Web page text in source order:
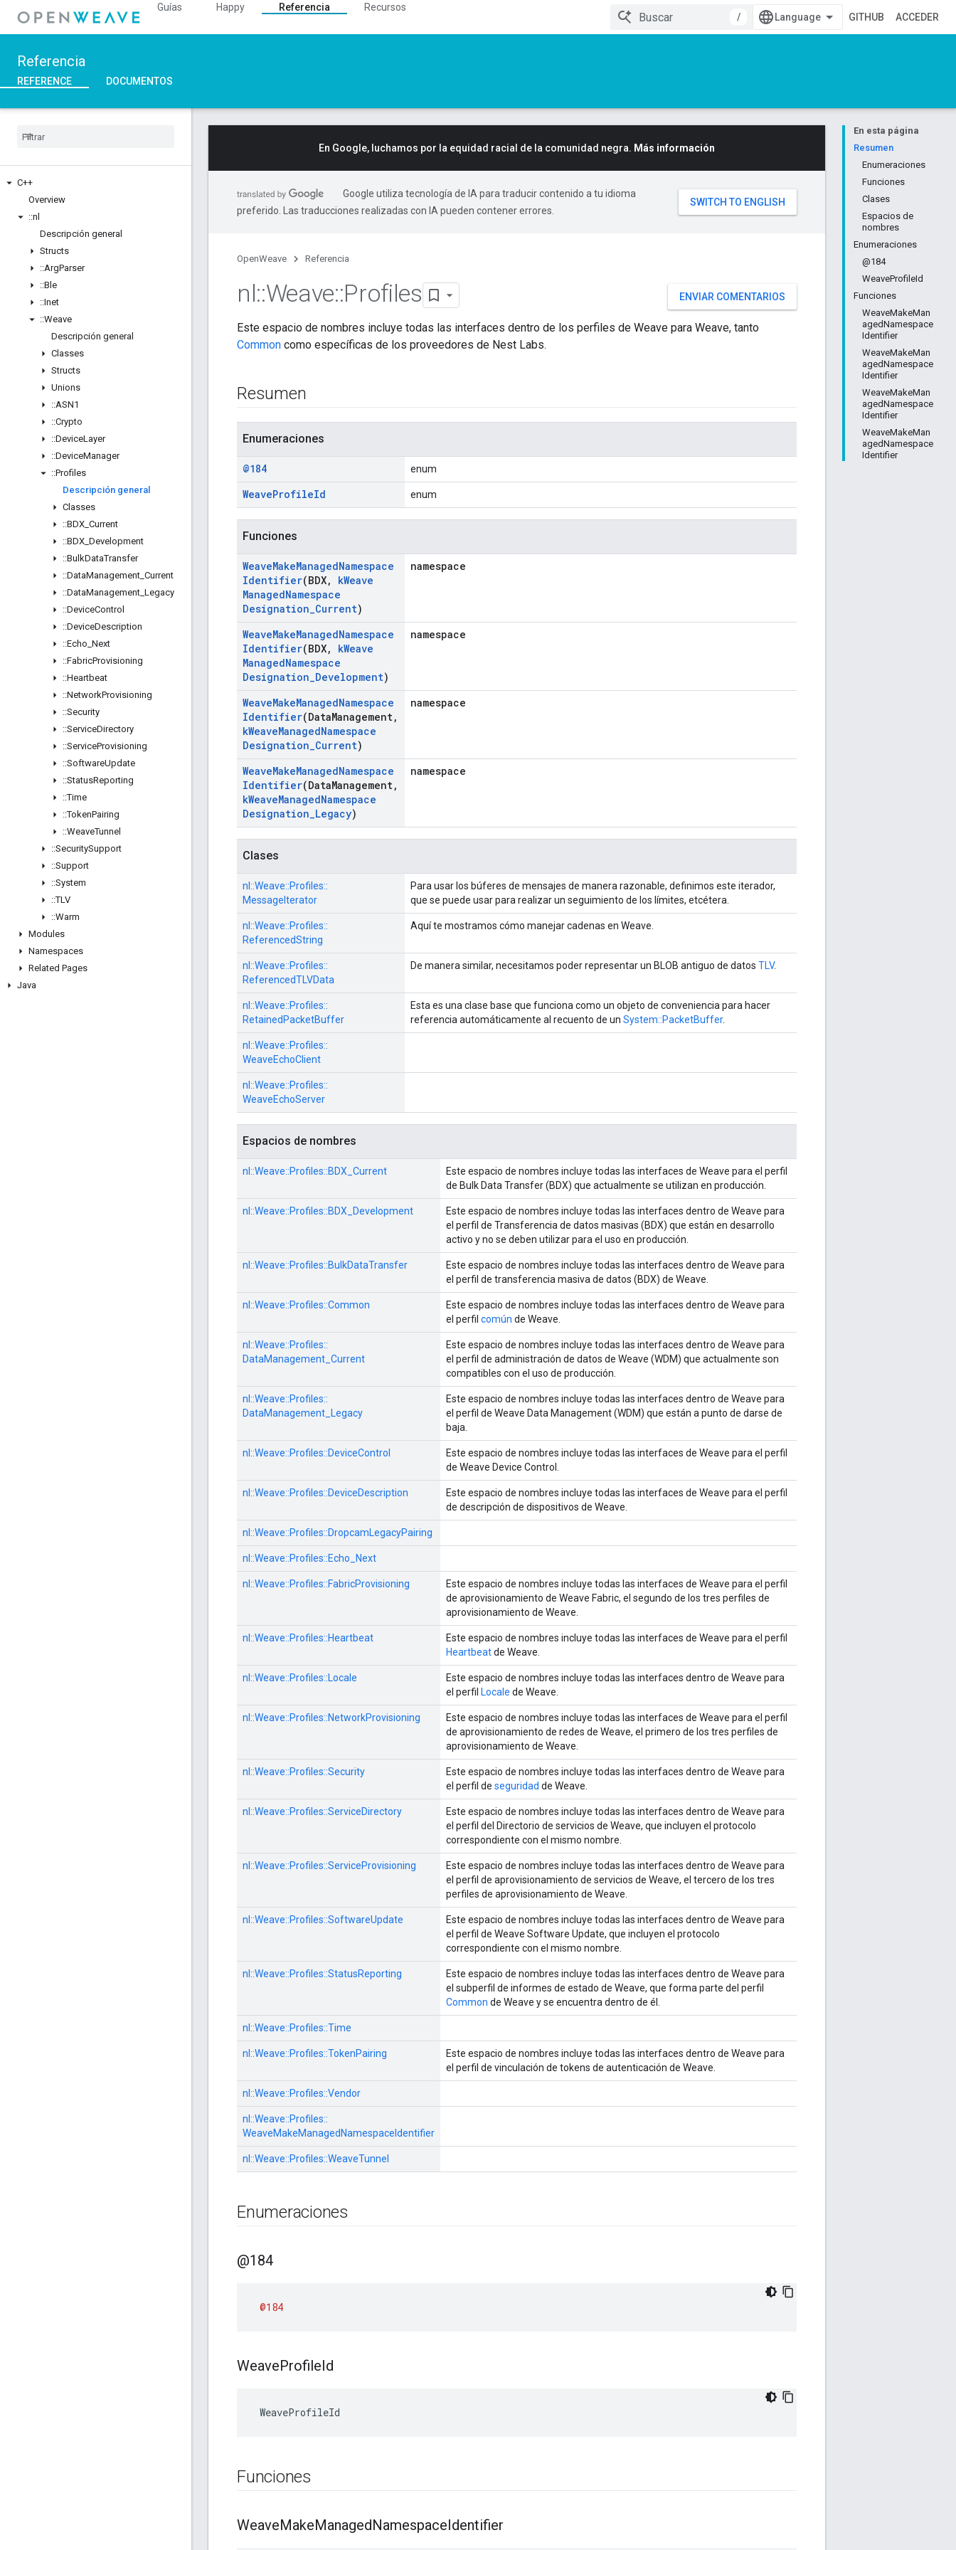
Guías Happy Referencia
Recursos
/
GITHUB ACCEDER
Referencia
REFERENCE DOCUMENTOS
C++
Overview
::nl
Descripción general
Structs
::ArgParser
::Ble
::Inet
::Weave
Descripción general
Classes
Structs
Unions
::ASN1
::Crypto
::DeviceLayer
::DeviceManager
::Profiles
Descripción general
Classes
::BDX Current
::BDX Development
::BulkDataTransfer
::DataManagement Current
::DataManagement Legacy
::DeviceControl
::DeviceDescription
::Echo Next
::FabricProvisioning
::Heartbeat
::NetworkProvisioning
::Security
::ServiceDirectory
::ServiceProvisioning
::SoftwareUpdate
::StatusReporting
::Time
::TokenPairing
::WeaveTunnel
::SecuritySupport
::Support
::System
::TLV
::Warm
Modules
Namespaces
Related Pages
Java
En esta página
Resumen
Enumeraciones
Funciones
Clases
Espacios de
nombres
Enumeraciones
@184
WeaveProfileId
Funciones
WeaveMakeMan
agedNamespace
Identifier
WeaveMakeMan
agedNamespace
Identifier
WeaveMakeMan
agedNamespace
Identifier
WeaveMakeMan
agedNamespace
Identifier
En Google, luchamos por la equidad racial de la comunidad negra. Más información
Google utiliza tecnología de IA para traducir contenido a tu idioma
preferido. Las traducciones realizadas con IA pueden contener errores.
OpenWeave Referencia
ENVIAR COMENTARIOS
nl::Weave::Profiles
Este espacio de nombres incluye todas las interfaces dentro de los perfiles de Weave para Weave, tanto
Common como específicas de los proveedores de Nest Labs.
Resumen
Enumeraciones
@184 enum
WeaveProfileId enum
Funciones
WeaveMakeManagedNamespace
Identifier(BDX, kWeave
ManagedNamespace
Designation_Current)
namespace
WeaveMakeManagedNamespace
Identifier(BDX, kWeave
ManagedNamespace
Designation_Development)
namespace
WeaveMakeManagedNamespace
Identifier(DataManagement,
kWeaveManagedNamespace
Designation_Current)
namespace
WeaveMakeManagedNamespace
Identifier(DataManagement,
kWeaveManagedNamespace
Designation_Legacy)
namespace
Clases
nl::Weave::Profiles::
MessageIterator
Para usar los búferes de mensajes de manera razonable, definimos este iterador,
que se puede usar para realizar un seguimiento de los límites, etcétera.
nl::Weave::Profiles::
ReferencedString
Aquí te mostramos cómo manejar cadenas en Weave.
nl::Weave::Profiles::
ReferencedTLVData
De manera similar, necesitamos poder representar un BLOB antiguo de datos TLV.
nl::Weave::Profiles::
RetainedPacketBuffer
Esta es una clase base que funciona como un objeto de conveniencia para hacer
referencia automáticamente al recuento de un System::PacketBuffer.
nl::Weave::Profiles::
WeaveEchoClient
nl::Weave::Profiles::
WeaveEchoServer
Espacios de nombres
nl::Weave::Profiles::BDX_Current
Este espacio de nombres incluye todas las interfaces de Weave para el perfil
de Bulk Data Transfer (BDX) que actualmente se utilizan en producción.
nl::Weave::Profiles::BDX_Development
Este espacio de nombres incluye todas las interfaces dentro de Weave para
el perfil de Transferencia de datos masivas (BDX) que están en desarrollo
activo y no se deben utilizar para el uso en producción.
nl::Weave::Profiles::BulkDataTransfer
Este espacio de nombres incluye todas las interfaces dentro de Weave para
el perfil de transferencia masiva de datos (BDX) de Weave.
nl::Weave::Profiles::Common
Este espacio de nombres incluye todas las interfaces dentro de Weave para
el perfil común de Weave.
nl::Weave::Profiles::
DataManagement_Current
Este espacio de nombres incluye todas las interfaces dentro de Weave para
el perfil de administración de datos de Weave (WDM) que actualmente son
compatibles con el uso de producción.
nl::Weave::Profiles::
DataManagement_Legacy
Este espacio de nombres incluye todas las interfaces dentro de Weave para
el perfil de Weave Data Management (WDM) que están a punto de darse de
baja.
nl::Weave::Profiles::DeviceControl
Este espacio de nombres incluye todas las interfaces de Weave para el perfil
de Weave Device Control.
nl::Weave::Profiles::DeviceDescription
Este espacio de nombres incluye todas las interfaces de Weave para el perfil
de descripción de dispositivos de Weave.
nl::Weave::Profiles::DropcamLegacyPairing
nl::Weave::Profiles::Echo_Next
nl::Weave::Profiles::FabricProvisioning
Este espacio de nombres incluye todas las interfaces de Weave para el perfil
de aprovisionamiento de Weave Fabric, el segundo de los tres perfiles de
aprovisionamiento de Weave.
nl::Weave::Profiles::Heartbeat
Este espacio de nombres incluye todas las interfaces de Weave para el perfil
Heartbeatde Weave.
nl::Weave::Profiles:: Locale
Este espacio de nombres incluye todas las interfaces dentro de Weave para
el perfil Locale de Weave.
nl::Weave::Profiles::NetworkProvisioning
Este espacio de nombres incluye todas las interfaces de Weave para el perfil
de aprovisionamiento de redes de Weave, el primero de los tres perfiles de
aprovisionamiento de Weave.
nl::Weave::Profiles::Security
Este espacio de nombres incluye todas las interfaces dentro de Weave para
el perfil de seguridad de Weave.
nl::Weave::Profiles::ServiceDirectory
Este espacio de nombres incluye todas las interfaces dentro de Weave para
el perfil del Directorio de servicios de Weave, que incluyen el protocolo
correspondiente con el mismo nombre.
nl::Weave::Profiles::ServiceProvisioning
Este espacio de nombres incluye todas las interfaces dentro de Weave para
el perfil de aprovisionamiento de servicios de Weave, el tercero de los tres
perfiles de aprovisionamiento de Weave.
nl::Weave::Profiles::SoftwareUpdate
Este espacio de nombres incluye todas las interfaces dentro de Weave para
el perfil de Weave Software Update, que incluyen el protocolo
correspondiente con el mismo nombre.
nl::Weave::Profiles::StatusReporting
Este espacio de nombres incluye todas las interfaces dentro de Weave para
el subperfil de informes de estado de Weave, que forma parte del perfil
Common de Weave y se encuentra dentro de él.
nl::Weave::Profiles::Time
nl::Weave::Profiles::TokenPairing
Este espacio de nombres incluye todas las interfaces dentro de Weave para
el perfil de vinculación de tokens de autenticación de Weave.
nl::Weave::Profiles::Vendor
nl::Weave::Profiles::
WeaveMakeManagedNamespaceIdentifier
nl::Weave::Profiles::WeaveTunnel
Enumeraciones
@184
@184
WeaveProfileId
WeaveProfileId
Funciones
WeaveMakeManagedNamespaceIdentifier